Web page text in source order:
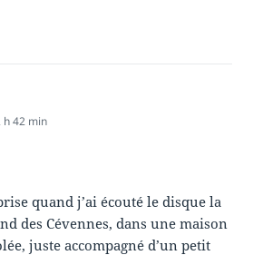
h 42 min
quand j’ai écouté le disque la
des Cévennes, dans une maison
juste accompagné d’un petit